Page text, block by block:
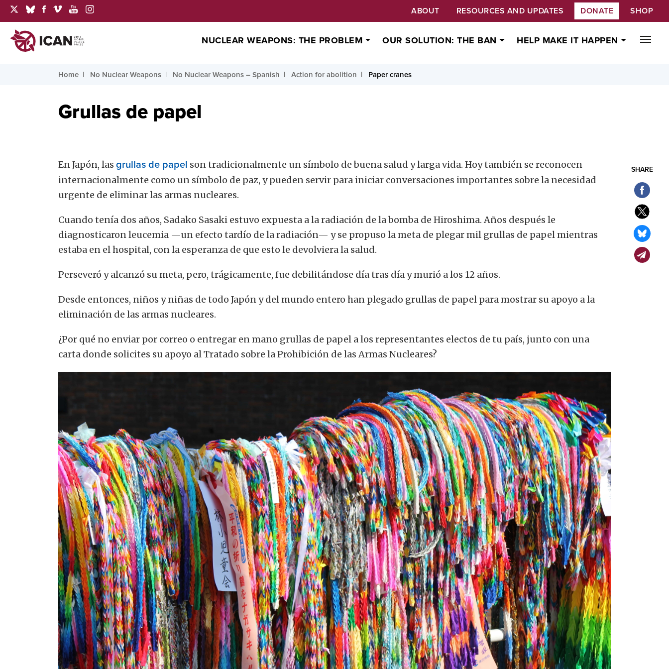
ABOUT RESOURCES AND UPDATES DONATE SHOP
NUCLEAR WEAPONS: THE PROBLEM OUR SOLUTION: THE BAN HELP MAKE IT HAPPEN
Home No Nuclear Weapons No Nuclear Weapons – Spanish Action for abolition Paper cranes
SHARE
Grullas de papel
En Japón, las grullas de papel son tradicionalmente un símbolo de buena salud y larga vida. Hoy también se reconocen
internacionalmente como un símbolo de paz, y pueden servir para iniciar conversaciones importantes sobre la necesidad
urgente de eliminar las armas nucleares.
Cuando tenía dos años, Sadako Sasaki estuvo expuesta a la radiación de la bomba de Hiroshima. Años después le
diagnosticaron leucemia —un efecto tardío de la radiación— y se propuso la meta de plegar mil grullas de papel mientras
estaba en el hospital, con la esperanza de que esto le devolviera la salud.
Perseveró y alcanzó su meta, pero, trágicamente, fue debilitándose día tras día y murió a los 12 años.
Desde entonces, niños y niñas de todo Japón y del mundo entero han plegado grullas de papel para mostrar su apoyo a la
eliminación de las armas nucleares.
¿Por qué no enviar por correo o entregar en mano grullas de papel a los representantes electos de tu país, junto con una
carta donde solicites su apoyo al Tratado sobre la Prohibición de las Armas Nucleares?